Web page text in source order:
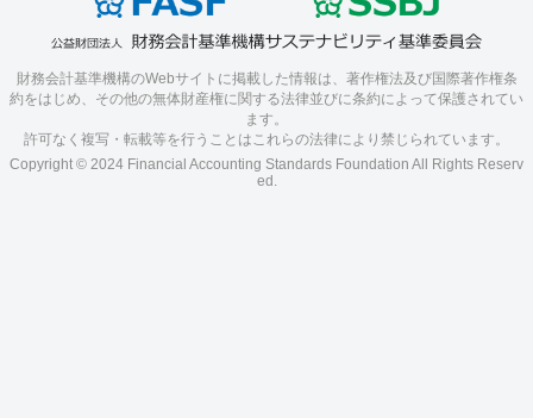
財務会計基準機構のWebサイトに掲載した情報は、著作権法及び国際著作権条
約をはじめ、その他の無体財産権に関する法律並びに条約によって保護されてい
ます。
許可なく複写・転載等を行うことはこれらの法律により禁じられています。
Copyright © 2024 Financial Accounting Standards Foundation All Rights Reserv
ed.